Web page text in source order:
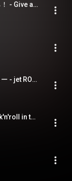
絶体絶命のピンチに尻尾を高く上げろ！ - Give a tail to a pinch in a desperate situation highly!
ジェット　ロックンロール　コースター - jet ROCK’N ROLL COASTER
ポケットの中のロックンロール - Rock'n'roll in the pocket